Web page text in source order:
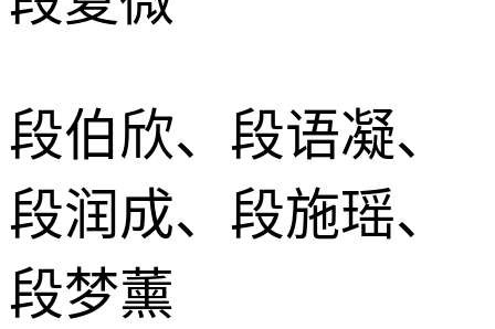
段伯欣、段语凝、
段润成、段施瑶、
段梦薰